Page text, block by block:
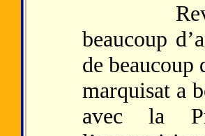
Revenu
beaucoup
de beaucoup
marquisat a
avec la